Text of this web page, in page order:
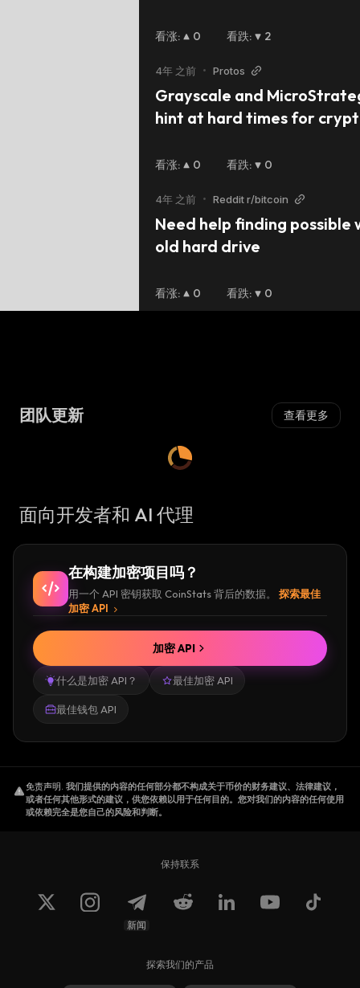
16, 2025: 🔹 $BADGER 🔹
$HARD 🔹 $NULS 🔹 $PROS
$TROY 🔹 $UFT 🔹 $VIDT
看涨: 0 看跌: 2
4年 之前 • Protos
Grayscale and
hint at hard times for
看涨: 0 看跌: 0
4年 之前 • Reddit r/bitcoin
Need help finding possible
old hard drive
看涨: 0 看跌: 0
团队更新 查看更多
面向开发者和 AI 代理
在构建加密项目吗？
用一个 API 密钥获取 CoinStats 背后的数据。
探索最佳
加密 API
什么是加密 API？ 最佳加密 API
最佳钱包 API
加密 API
免责声明. 我们提供的内容的任何部分都不构成关于币价的财务建议、法律建议，
或者任何其他形式的建议，供您依赖以用于任何目的。您对我们的内容的任何使用
或依赖完全是您自己的风险和判断。
保持联系
新闻
探索我们的产品